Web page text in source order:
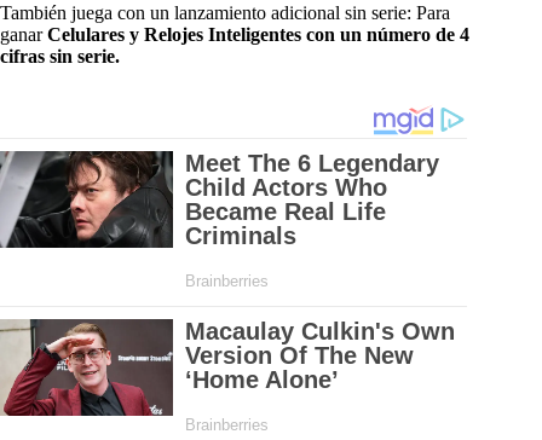
También juega con un lanzamiento adicional sin serie: Para
ganarCelulares y Relojes Inteligentes con un número de 4
cifras sin serie.